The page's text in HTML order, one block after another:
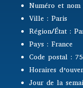
Numéro et
Ville : Paris
Région/État :
Pays : France
Code postal :
Horaires
Jour de la